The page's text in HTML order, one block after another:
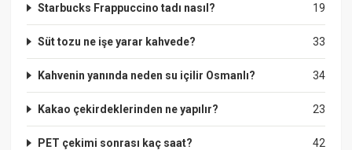
19
Starbucks Frappuccino tadı nasıl?
33
Süt tozu ne işe yarar kahvede?
34
Kahvenin yanında neden su içilir Osmanlı?
23
Kakao çekirdeklerinden ne yapılır?
42
PET çekimi sonrası kaç saat?